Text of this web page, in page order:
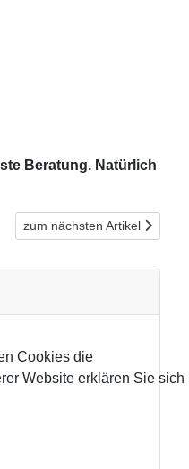
Beratung. Natürlich
Nächster Beitrag: FEIN -
zum nächsten Artikel
Cookies die
Website erklären Sie sich